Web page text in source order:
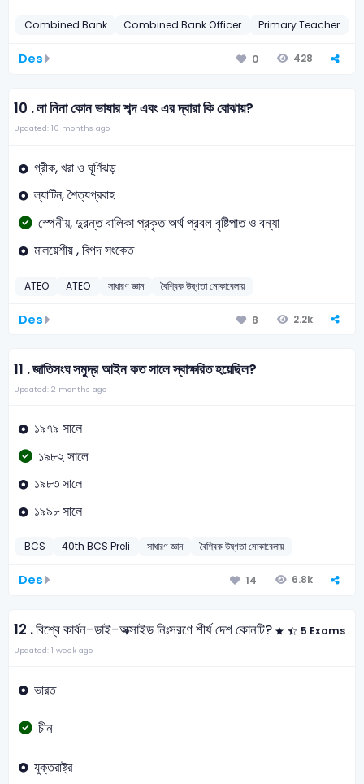
Combined Bank Combined Bank Officer Primary Teacher
Des 0 428
10 .লা নিনা কোন ভাষার শব্দ এবং এর দ্বারা কি বোঝায়?
Updated: 10 months ago
গ্রীক, খরা ও ঘূর্ণিঝড়
ল্যাটিন, শৈত্যপ্রবাহ
স্পেনীয়, দুরন্ত বালিকা প্রকৃত অর্থ প্রবল বৃষ্টিপাত ও বন্যা
মালয়েশীয় , বিপদ সংকেত
ATEO ATEO সাধারণ জ্ঞান বৈশ্বিক উষ্ণতা মোকাবেলায়
Des 8 2.2k
11 .জাতিসংঘ সমুদ্র আইন কত সালে স্বাক্ষরিত হয়েছিল?
Updated: 2 months ago
১৯৭৯ সালে
১৯৮২ সালে
১৯৮৩ সালে
১৯৯৮ সালে
BCS 40th BCS Preli সাধারণ জ্ঞান বৈশ্বিক উষ্ণতা মোকাবেলায়
Des 14 6.8k
12 .বিশ্বে কার্বন-ডাই-অক্সাইড নিঃসরণে শীর্ষ দেশ কোনটি? 5 Exams
Updated: 1 week ago
ভারত
চীন
যুক্তরাষ্ট্র